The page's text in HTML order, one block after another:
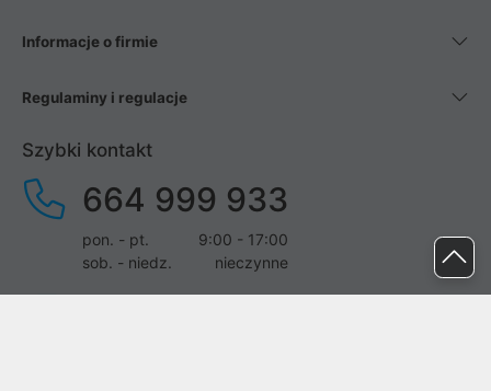
Informacje o firmie
Regulaminy i regulacje
Szybki kontakt
664 999 933
pon. - pt.
9:00 - 17:00
sob. - niedz.
nieczynne